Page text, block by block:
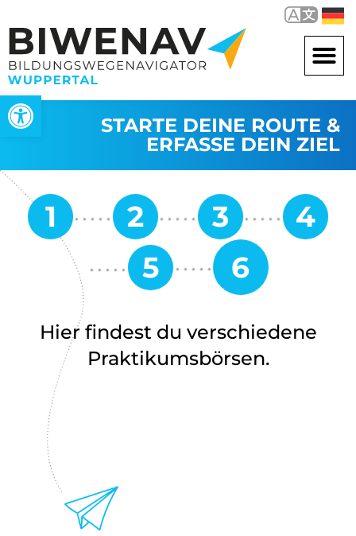
Werkzeugleiste öffnen
STARTE DEINE ROUTE &
ERFASSE DEIN ZIEL
Hier findest du verschiedene
Praktikumsbörsen.